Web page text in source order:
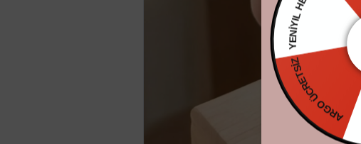
KARGO ÜCRETSİZ